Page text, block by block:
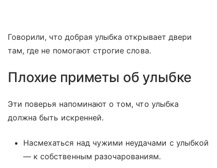
Говорили, что добрая улыбка открывает двери
там, где не помогают строгие слова.
Плохие приметы об улыбке
Эти поверья напоминают о том, что улыбка
должна быть искренней.
Насмехаться над чужими неудачами с улыбкой
— к собственным разочарованиям.